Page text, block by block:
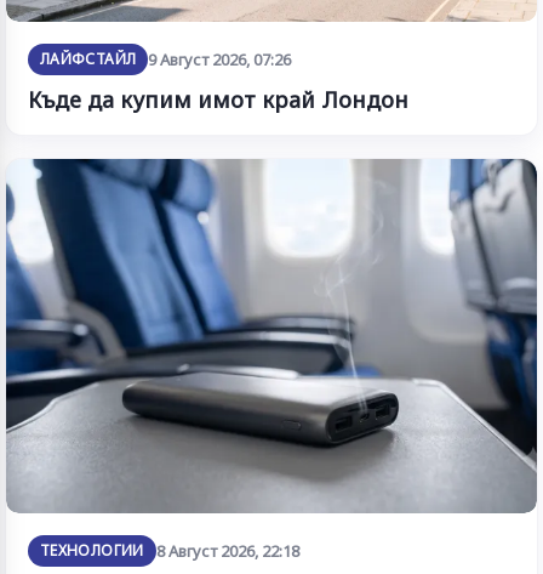
ЛАЙФСТАЙЛ 9 Август 2026, 07:26
Къде да купим имот край Лондон
ТЕХНОЛОГИИ 8 Август 2026, 22:18